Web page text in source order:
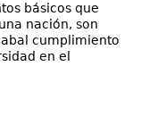
básicos que
nación, son
cumplimiento
en el